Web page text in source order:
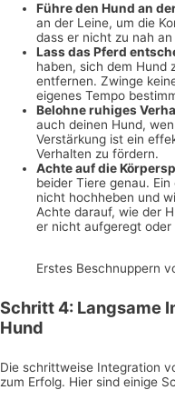
Führe den Hund an
an der Leine, um die
dass er nicht zu nah
Lass das Pferd
haben, sich dem Hund
entfernen. Zwinge
eigenes Tempo
Belohne ruhiges
auch deinen Hund,
Verstärkung ist ein
Verhalten zu fördern.
Achte auf die
beider Tiere genau.
nicht hochheben und
Achte darauf, wie der
er nicht aufgeregt oder
Erstes Beschnuppern
Schritt 4: Langsame
Hund
Die schrittweise Integration
zum Erfolg. Hier sind einige